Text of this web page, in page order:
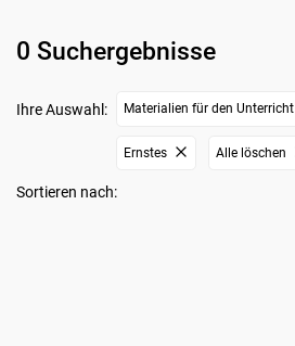
0 Suchergebnisse
Ihre Auswahl: Materialien für den Unterricht
Ernstes Alle löschen
Sortieren nach: